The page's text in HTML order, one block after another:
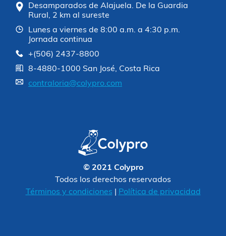
Desamparados de Alajuela. De la Guardia
Rural, 2 km al sureste
Lunes a viernes de 8:00 a.m. a 4:30 p.m.
Jornada continua
+(506) 2437-8800
8-4880-1000 San José, Costa Rica
contraloria@colypro.com
© 2021 Colypro
Todos los derechos reservados
Términos y condiciones
Política de privacidad